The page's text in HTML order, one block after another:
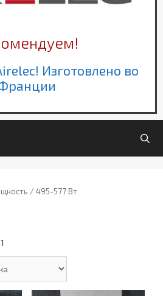
Изготовлено во
/ 495-577 Вт